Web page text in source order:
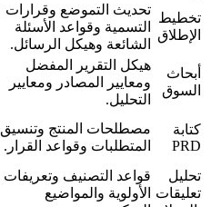
تخطيط
الإطلاق
تحديث التموضع وقرارات
التسمية وقواعد الأسئلة
الشائعة وهيكل الرسائل.
أبحاث
السوق
هيكل التقرير المفضل
ومعايير المصادر ومعايير
التحليل.
كتابة
PRD
مصطلحات المنتج وتنسيق
المتطلبات وقواعد القرار.
تحليل
تعليقات
قواعد التصنيف وتعريفات
الأولوية والمواضيع